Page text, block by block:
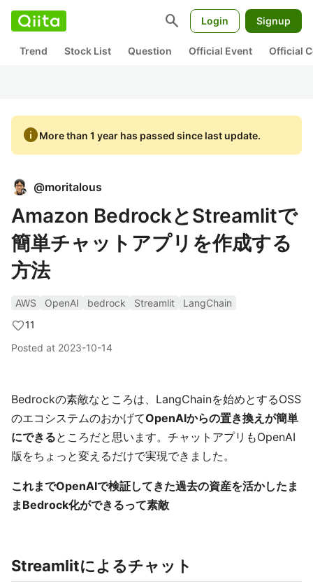
search Login Signup
Trend Stock List Question Official Event Official
infoMore than 1 year has passed since last update.
@moritalous
Amazon BedrockとStreamlitで
簡単チャットアプリを作成する
方法
AWS OpenAI bedrock Streamlit
LangChain
11
Posted at 2023-10-14
Bedrockの素敵なところは、LangChainを始めとするOSS
のエコシステムのおかげてOpenAIからの置き換えが簡単
にできるところだと思います。チャットアプリもOpenAI
版をちょっと変えるだけで実現できました。
これまでOpenAIで検証してきた過去の資産を活かしたま
まBedrock化ができるって素敵
Streamlitによるチャット